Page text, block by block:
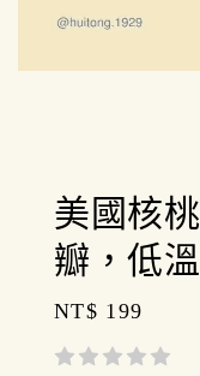
美國核
瓣，低
Regular
price
NT$ 199